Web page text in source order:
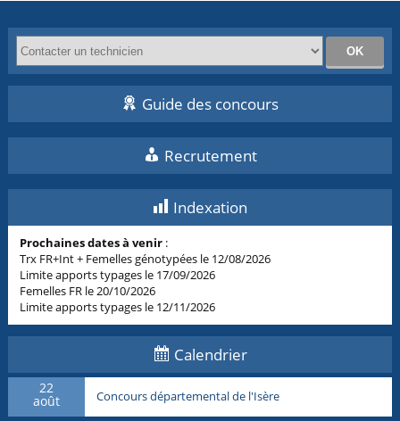
Guide des concours
Recrutement
Indexation
Prochaines dates à venir :
Trx FR+Int + Femelles génotypées le 12/08/2026
Limite apports typages le 17/09/2026
Femelles FR le 20/10/2026
Limite apports typages le 12/11/2026
Calendrier
22
août Concours départemental de l'Isère